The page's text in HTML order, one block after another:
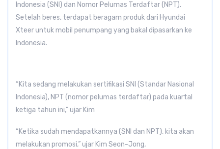
Indonesia (SNI) dan Nomor Pelumas Terdaftar (NPT).
Setelah beres, terdapat beragam produk dari Hyundai
Xteer untuk mobil penumpang yang bakal dipasarkan ke
Indonesia.
“Kita sedang melakukan sertifikasi SNI (Standar Nasional
Indonesia), NPT (nomor pelumas terdaftar) pada kuartal
ketiga tahun ini,” ujar Kim
“Ketika sudah mendapatkannya (SNI dan NPT), kita akan
melakukan promosi,” ujar Kim Seon-Jong,